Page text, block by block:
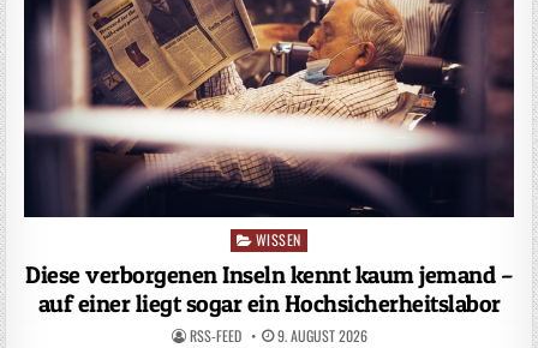
Posted
WISSEN
Diese verborgenen Inseln kennt kaum jemand –
auf einer liegt sogar ein Hochsicherheitslabor
RSS-FEED 9. AUGUST 2026